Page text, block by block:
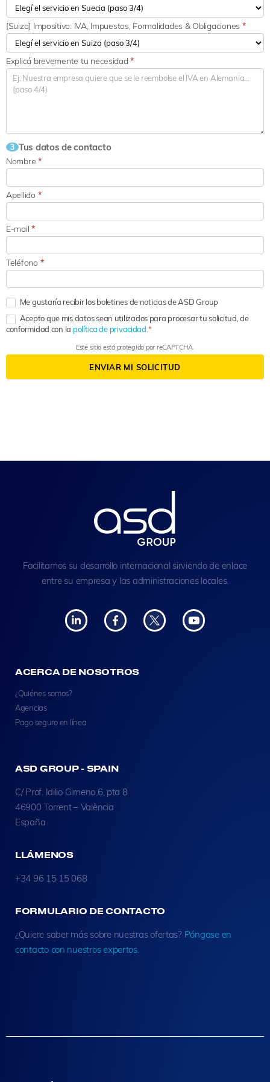
[Suiza] Impositivo: IVA, Impuestos, Formalidades & Obligaciones *
Explicá brevemente tu necesidad*
3 Tus datos de contacto
Nombre*
Apellido *
E-mail*
Teléfono *
Me gustaría recibir los boletines de noticias de ASD Group
Acepto que mis datos sean utilizados para procesar tu solicitud, de
conformidad con la política de privacidad.
Este sitio está protegido por reCAPTCHA.
ENVIAR MI SOLICITUD
Facilitamos su desarrollo internacional sirviendo de enlace
entre su empresa y las administraciones locales.
ACERCA DE NOSOTROS
¿Quiénes somos?
Agencias
Pago seguro en línea
ASD GROUP - SPAIN
C/ Prof. Idilio Gimeno 6, pta 8
46900 Torrent – València
España
LLÁMENOS
+34 96 15 15 068
FORMULARIO DE CONTACTO
¿Quiere saber más sobre nuestras ofertas? Póngase en
contacto con nuestros expertos.